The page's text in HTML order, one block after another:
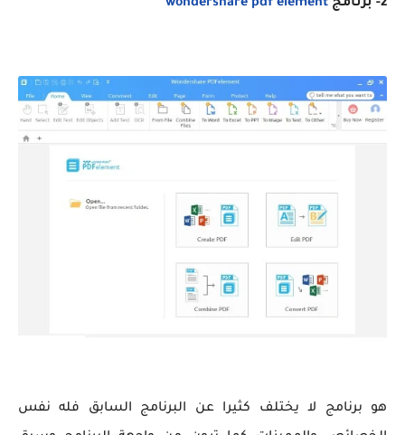
2- برنامج wondershare pdf element
هو برنامج لا يختلف كثيرا عن البرنامج السابق فله نفس